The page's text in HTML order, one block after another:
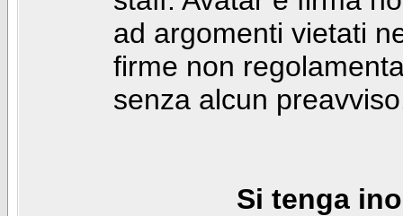
ad argomenti vietati
firme non
senza alcun
Si tenga